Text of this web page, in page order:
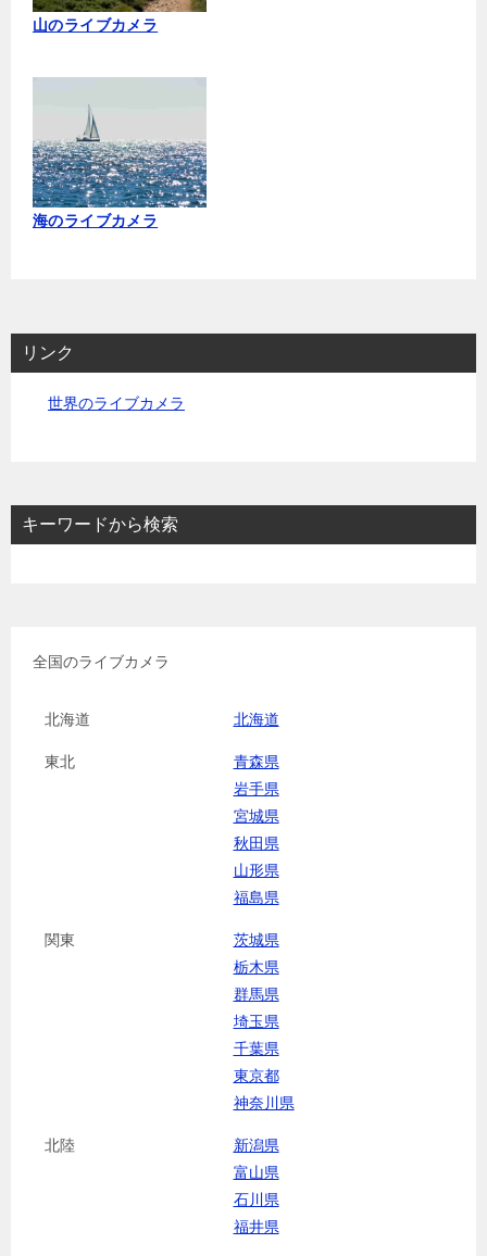
山のライブカメラ
海のライブカメラ
リンク
世界のライブカメラ
キーワードから検索
全国のライブカメラ
北海道 北海道
東北
青森県
岩手県
宮城県
秋田県
山形県
福島県
関東
茨城県
栃木県
群馬県
埼玉県
千葉県
東京都
神奈川県
北陸
新潟県
富山県
石川県
福井県